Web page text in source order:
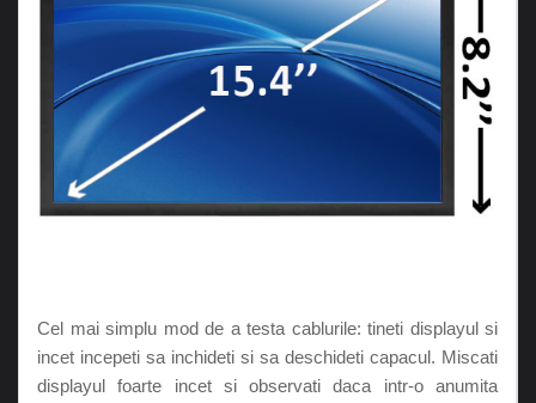
Cel mai simplu mod de a testa cablurile: tineti displayul si
incet incepeti sa inchideti si sa deschideti capacul. Miscati
displayul foarte incet si observati daca intr-o anumita